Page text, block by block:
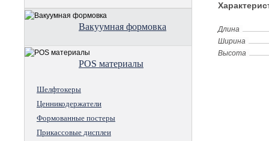
Вакуумная формовка
POS материалы
Шелфтокеры
Ценникодержатели
Формованные постеры
Прикассовые дисплеи
Длина
Ширина
Высота